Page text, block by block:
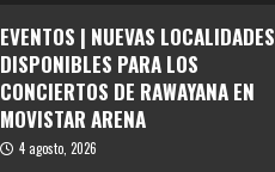
EVENTOS | NUEVAS LOCALIDADES
DISPONIBLES PARA LOS
CONCIERTOS DE RAWAYANA EN
MOVISTAR ARENA
4 agosto, 2026